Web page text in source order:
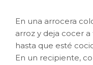
En una arrocera
arroz y deja cocer
hasta que esté
En un recipiente,